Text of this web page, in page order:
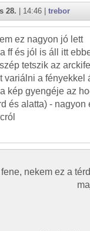
28. | 14:46 | trebor
ez nagyon jó lett
ff és jól is áll itt
tetszik az
variálni a fényekkel
kép gyengéje az
és alatta) - nagyon
nekem ez a